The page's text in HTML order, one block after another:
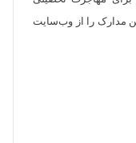
مدارک را از وب‌سایت